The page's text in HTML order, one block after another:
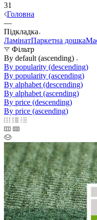
31
Головна
—
Підкладка
ЛамінатПаркетна дошка
Фільтр
By default (ascending)
By popularity (descending)
By popularity (ascending)
By alphabet (descending)
By alphabet (ascending)
By price (descending)
By price (ascending)